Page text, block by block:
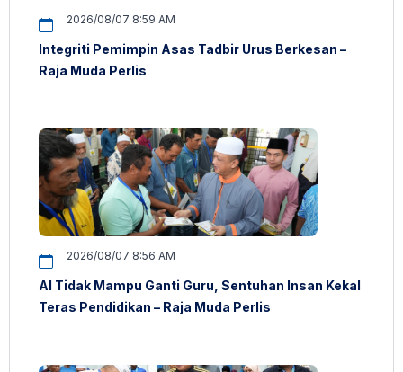
2026/08/07 8:59 AM
Integriti Pemimpin Asas Tadbir Urus Berkesan –
Raja Muda Perlis
2026/08/07 8:56 AM
AI Tidak Mampu Ganti Guru, Sentuhan Insan Kekal
Teras Pendidikan – Raja Muda Perlis